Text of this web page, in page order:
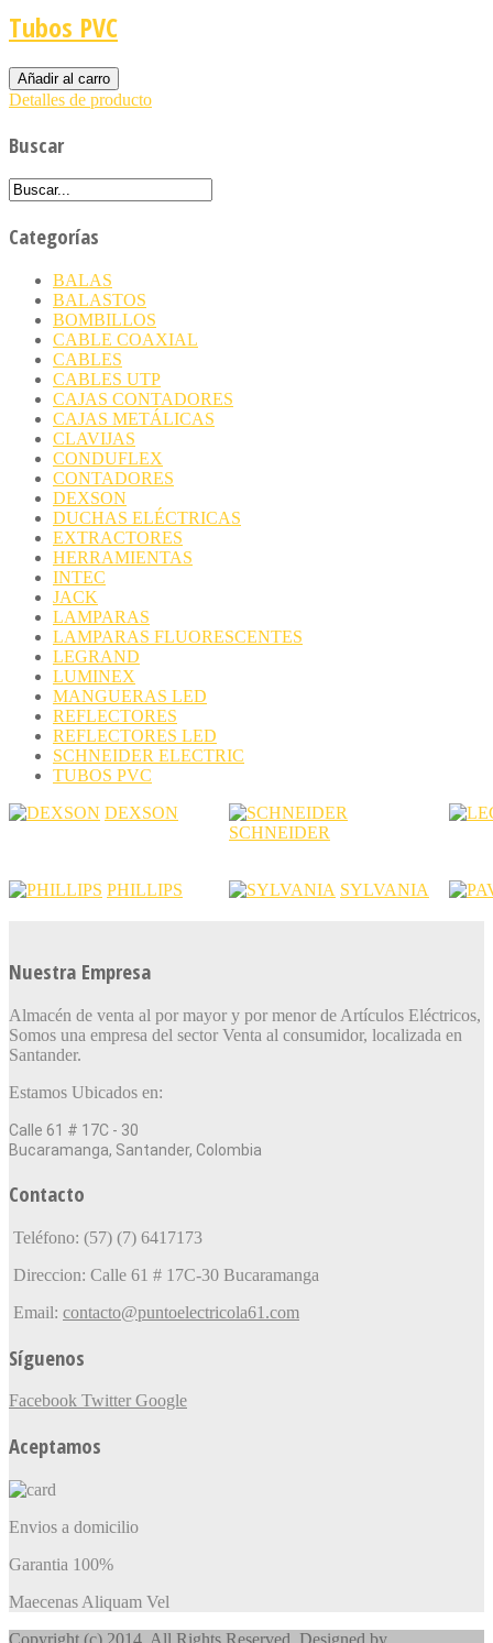
Tubos PVC
Detalles de producto
Buscar
Categorías
BALAS
BALASTOS
BOMBILLOS
CABLE COAXIAL
CABLES
CABLES UTP
CAJAS CONTADORES
CAJAS METÁLICAS
CLAVIJAS
CONDUFLEX
CONTADORES
DEXSON
DUCHAS ELÉCTRICAS
EXTRACTORES
HERRAMIENTAS
INTEC
JACK
LAMPARAS
LAMPARAS FLUORESCENTES
LEGRAND
LUMINEX
MANGUERAS LED
REFLECTORES
REFLECTORES LED
SCHNEIDER ELECTRIC
TUBOS PVC
DEXSON
SCHNEIDER
PHILLIPS SYLVANIA
Nuestra Empresa
Almacén de venta al por mayor y por menor de Artículos Eléctricos,
Somos una empresa del sector Venta al consumidor, localizada en
Santander.
Estamos Ubicados en:
Calle 61 # 17C - 30
Bucaramanga, Santander, Colombia
Contacto
Teléfono: (57) (7) 6417173
Direccion: Calle 61 # 17C-30 Bucaramanga
Email: contacto@puntoelectricola61.com
Síguenos
Facebook Twitter Google
Aceptamos
Envios a domicilio
Garantia 100%
Maecenas Aliquam Vel
Copyright (c) 2014. All Rights Reserved. Designed by